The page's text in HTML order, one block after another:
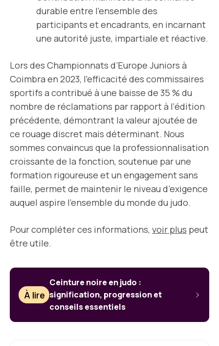
durable entre l’ensemble des
participants et encadrants, en incarnant
une autorité juste, impartiale et réactive.
Lors des Championnats d’Europe Juniors à
Coimbra en 2023, l’efficacité des commissaires
sportifs a contribué à une baisse de 35 % du
nombre de réclamations par rapport à l’édition
précédente, démontrant la valeur ajoutée de
ce rouage discret mais déterminant. Nous
sommes convaincus que la professionnalisation
croissante de la fonction, soutenue par une
formation rigoureuse et un engagement sans
faille, permet de maintenir le niveau d’exigence
auquel aspire l’ensemble du monde du judo.
Pour compléter ces informations, voir plus peut
être utile.
À lire
Ceinture noire en judo :
signification, progression et
conseils essentiels